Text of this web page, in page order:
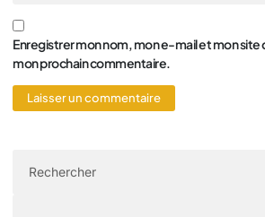
Enregistrer mon nom, mon e-mail et mon site
mon prochain commentaire.